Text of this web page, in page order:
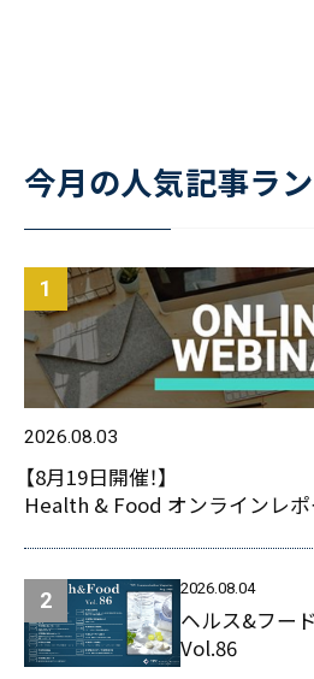
今月の人気記事ラ
2026.08.03
【8月19日開催！】
Health & Food オンラインレ
2026.08.04
ヘルス&フー
Vol.86